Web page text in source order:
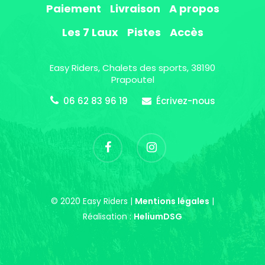
Paiement Livraison
A propos
Les 7 Laux
Pistes Accès
Easy Riders, Chalets des sports, 38190
Prapoutel
06 62 83 96 19
Écrivez-nous
© 2020 Easy Riders | Mentions légales |
Réalisation : HeliumDSG